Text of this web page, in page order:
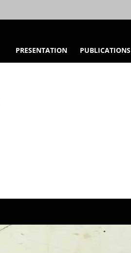
PRESENTATION PUBLICATIONS